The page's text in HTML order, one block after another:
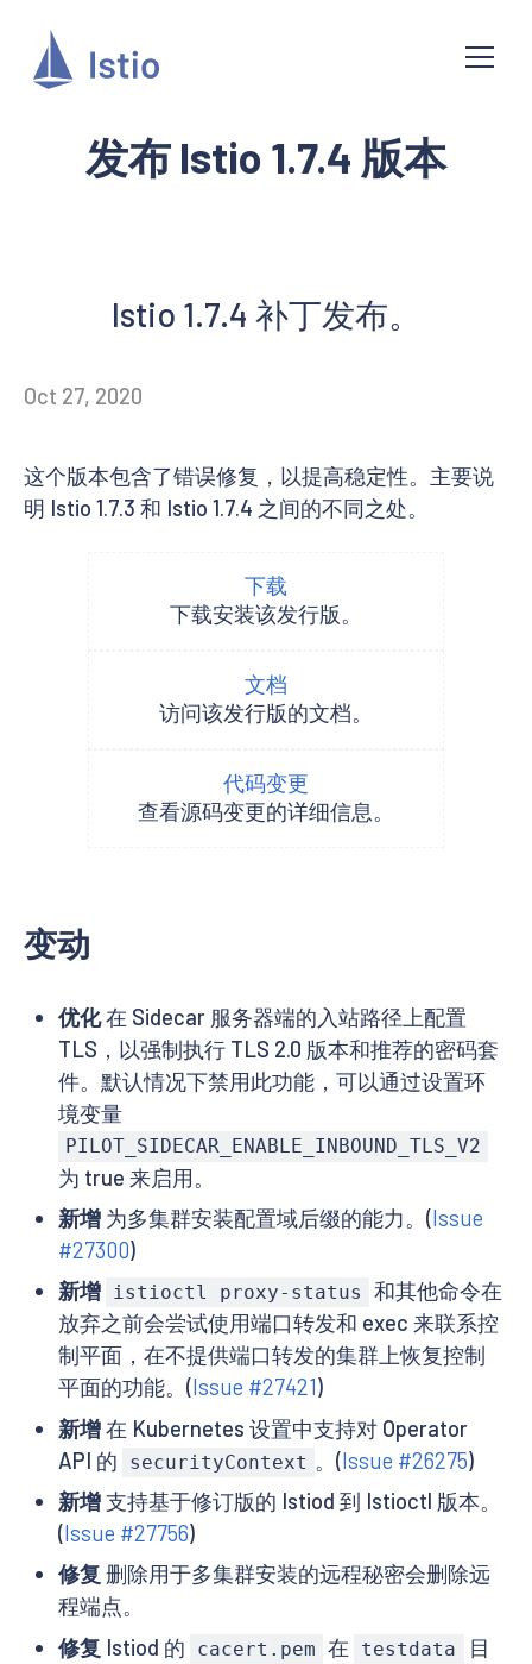
发布 Istio 1.7.4 版本
Istio 1.7.4 补丁发布。
Oct 27, 2020
这个版本包含了错误修复，以提高稳定性。主要说
明 Istio 1.7.3 和 Istio 1.7.4 之间的不同之处。
下载
下载安装该发行版。
文档
访问该发行版的文档。
代码变更
查看源码变更的详细信息。
变动
优化在 Sidecar 服务器端的入站路径上配置
TLS，以强制执行 TLS 2.0 版本和推荐的密码套
件。默认情况下禁用此功能，可以通过设置环
境变量
PILOT_SIDECAR_ENABLE_INBOUND_TLS_V2
为 true 来启用。
新增为多集群安装配置域后缀的能力。(Issue
#27300)
新增
istioctl proxy-status
和其他命令在
放弃之前会尝试使用端口转发和 exec 来联系控
制平面，在不提供端口转发的集群上恢复控制
平面的功能。(Issue #27421)
新增在 Kubernetes 设置中支持对 Operator
API 的
securityContext 。(Issue #26275)
新增支持基于修订版的 Istiod 到 Istioctl 版本。
(Issue #27756)
修复 删除用于多集群安装的远程秘密会删除远
程端点。
修复 Istiod 的 cacert.pem 在 testdata
目